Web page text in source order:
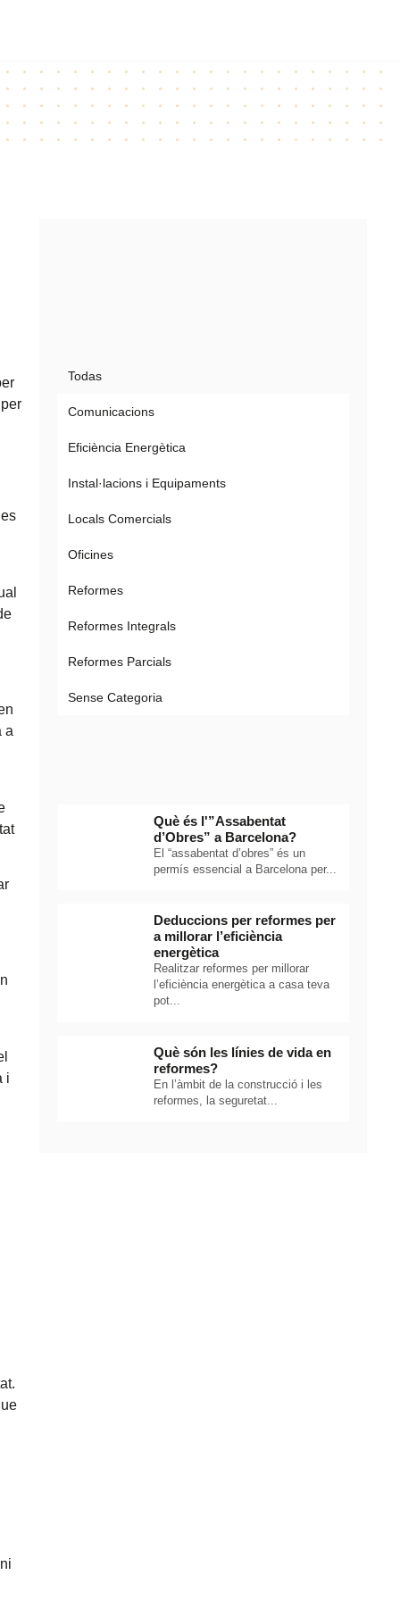
per
a
i
Comunicacions
Eficiència Energètica
Instal·lacions i Equipaments
Locals Comercials
Oficines
Reformes
Reformes Integrals
Reformes Parcials
Sense Categoria
Todas
Què és l'”Assabentat
d’Obres” a Barcelona?
El “assabentat d’obres” és un
permís essencial a Barcelona per...
Deduccions per reformes per
a millorar l’eficiència
energètica
Realitzar reformes per millorar
l’eficiència energètica a casa teva
pot...
Què són les línies de vida en
reformes?
En l’àmbit de la construcció i les
reformes, la seguretat...